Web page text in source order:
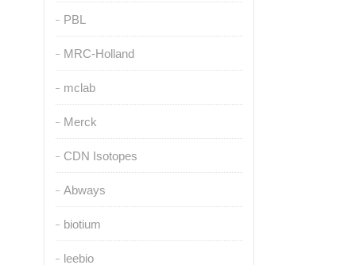
PBL
MRC-Holland
mclab
Merck
CDN Isotopes
Abways
biotium
leebio